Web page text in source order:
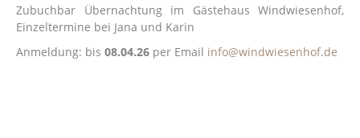
Zubuchbar Übernachtung im Gästehaus Windwiesenhof,
Einzeltermine bei Jana und Karin
Anmeldung: bis 08.04.26 per Email info@windwiesenhof.de